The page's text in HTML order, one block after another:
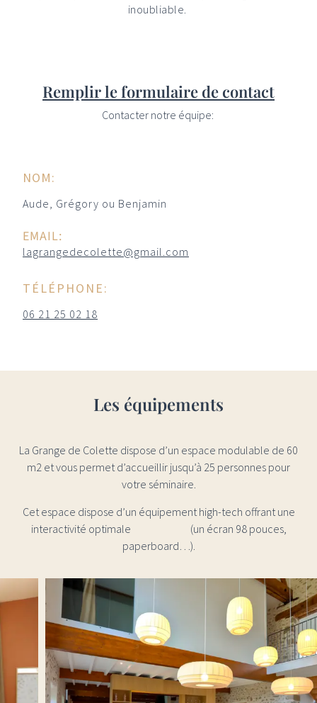
inoubliable.
Remplir le formulaire de contact
Contacter notre équipe:
NOM:
Aude, Grégory ou Benjamin
EMAIL:
lagrangedecolette@gmail.com
TÉLÉPHONE:
06 21 25 02 18
Les équipements
La Grange de Colette dispose d’un espace modulable de 60
m2 et vous permet d’accueillir jusqu’à 25 personnes pour
votre séminaire.
Cet espace dispose d’un équipement high-tech offrant une
interactivité optimale (un écran 98 pouces,
paperboard…).